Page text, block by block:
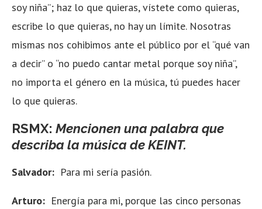
soy niña”; haz lo que quieras, vístete como quieras,
escribe lo que quieras, no hay un límite. Nosotras
mismas nos cohibimos ante el público por el “qué van
a decir” o “no puedo cantar metal porque soy niña”,
no importa el género en la música, tú puedes hacer
lo que quieras.
RSMX: Mencionen una palabra que
describa la música de KEINT.
Salvador: Para mi sería pasión.
Arturo: Energía para mi, porque las cinco personas